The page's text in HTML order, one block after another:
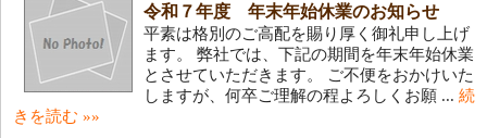
令和７年度 年末年始休業のお知らせ
平素は格別のご高配を賜り厚く御礼申し上げ
ます。 弊社では、下記の期間を年末年始休業
とさせていただきます。 ご不便をおかけいた
しますが、何卒ご理解の程よろしくお願 ... 続
きを読む »»